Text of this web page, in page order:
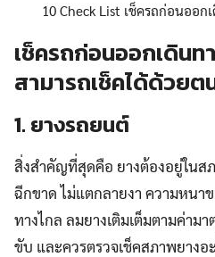
10 Check List เช็ครถก่อนออก
เช็ครถก่อนออกเดิน
สามารถเช็คได้ด้วยต
1. ยางรถยนต์
สิ่งสำคัญที่สุดคือ ยางต้องอยู่ในส
ฉีกขาด ไม่แตกลายงา ความหนา
ทางไกล ลมยางเติมเต็มตามค่าม
ขับ และควรตรวจเช็คสภาพยางอ